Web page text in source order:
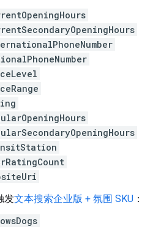
发文本搜索企业版 + 氛围 SKU ：